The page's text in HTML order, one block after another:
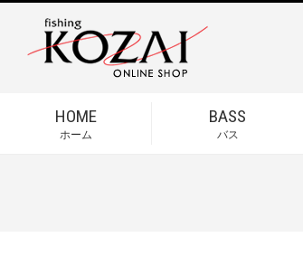
HOME
ホーム
BASS
バス